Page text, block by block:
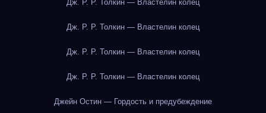
Дж. Р. Р. Толкин — Властелин колец
Дж. Р. Р. Толкин — Властелин колец
Дж. Р. Р. Толкин — Властелин колец
Дж. Р. Р. Толкин — Властелин колец
Джейн Остин — Гордость и предубеждение